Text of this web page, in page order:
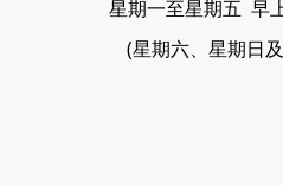
星期一至星期五 早
(星期六、星期日